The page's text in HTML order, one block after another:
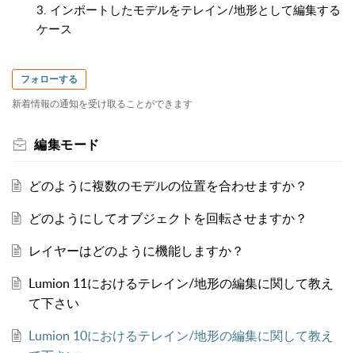
3. インポートしたモデルをテレイン/地形として編集する
ケース
フォローする
新着情報の通知を受け取ることができます
編集モード
どのように複数のモデルの位置を合わせますか？
どのようにしてオブジェクトを回転させますか？
レイヤーはどのように機能しますか？
Lumion 11におけるテレイン/地形の編集に関して教え
て下さい
Lumion 10におけるテレイン/地形の編集に関して教え